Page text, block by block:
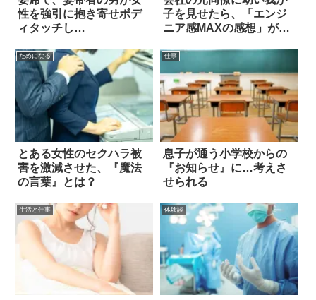
性を強引に抱き寄せボデ
ィタッチし…
子を見せたら、「エンジ
ニア感MAXの感想」が返
ためになる
とある女性のセクハラ被
害を激減させた、『魔法
の言葉』とは？
仕事
息子が通う小学校からの
『お知らせ』に…考えさ
せられる
生活と仕事 体験談